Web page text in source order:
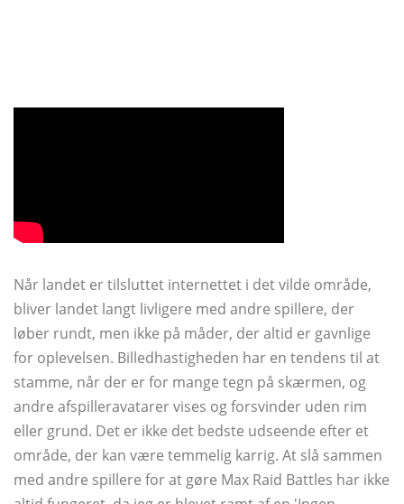
Når landet er tilsluttet internettet i det vilde område,
bliver landet langt livligere med andre spillere, der
løber rundt, men ikke på måder, der altid er gavnlige
for oplevelsen. Billedhastigheden har en tendens til at
stamme, når der er for mange tegn på skærmen, og
andre afspilleravatarer vises og forsvinder uden rim
eller grund. Det er ikke det bedste udseende efter et
område, der kan være temmelig karrig. At slå sammen
med andre spillere for at gøre Max Raid Battles har ikke